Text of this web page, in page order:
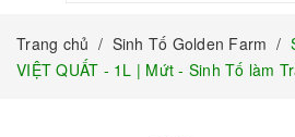
Trang chủ / Sinh Tố Golden Farm /
VIỆT QUẤT - 1L | Mứt - Sinh Tố làm